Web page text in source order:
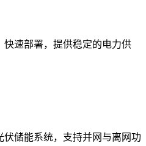
速部署，提供稳定的电力供
储能系统，支持并网与离网功